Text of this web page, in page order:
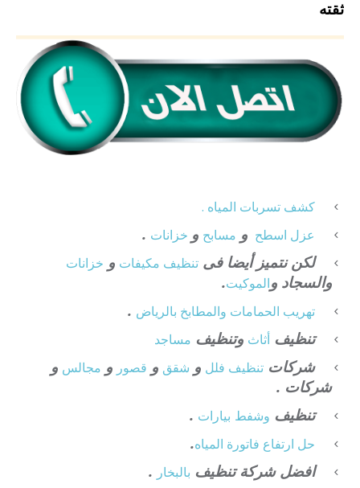
ثقته
كشف تسربات المياه .
عزل اسطح و مسابح و خزانات .
لكن نتميز أيضا فى تنظيف مكيفات و خزانات
والسجاد والموكيت.
تهريب الحمامات والمطابخ بالرياض .
تنظيف أثاث وتنظيف مساجد
شركات تنظيف فلل و شقق و قصور و مجالس و
شركات .
تنظيف وشفط بيارات .
حل ارتفاع فاتورة المياه.
افضل شركة تنظيف بالبخار .